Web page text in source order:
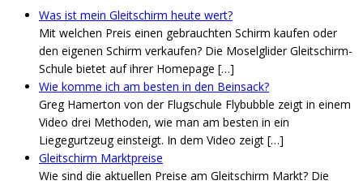
Was ist mein Gleitschirm heute wert?
Mit welchen Preis einen gebrauchten Schirm kaufen oder
den eigenen Schirm verkaufen? Die Moselglider Gleitschirm-
Schule bietet auf ihrer Homepage […]
Wie komme ich am besten in den Beinsack?
Greg Hamerton von der Flugschule Flybubble zeigt in einem
Video drei Methoden, wie man am besten in ein
Liegegurtzeug einsteigt. In dem Video zeigt […]
Gleitschirm Marktpreise
Wie sind die aktuellen Preise am Gleitschirm Markt? Die